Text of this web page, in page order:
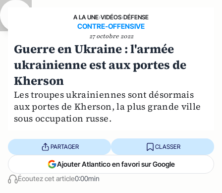
A LA UNE›VIDÉOS›DÉFENSE
CONTRE-OFFENSIVE
27 octobre 2022
Guerre en Ukraine : l'armée
ukrainienne est aux portes de
Kherson
Les troupes ukrainiennes sont désormais
aux portes de Kherson, la plus grande ville
sous occupation russe.
Écoutez cet article0:00min
PARTAGER CLASSER
Ajouter Atlantico en favori sur Google